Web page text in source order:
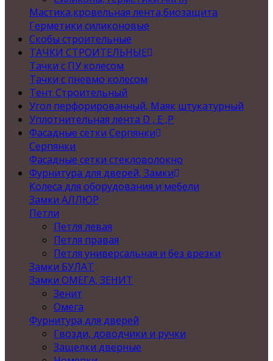
Мастика,кровельная лента,биозащита
Герметики силиконовые
Скобы строительные
ТАЧКИ СТРОИТЕЛЬНЫЕ
Тачки с ПУ колесом
Тачки с пневмо колесом
Тент Строительный
Угол перфорированный, Маяк штукатурный
Уплотнительная лента D , Е ,P
Фасадные сетки Серпянки
Серпянки
Фасадные сетки стекловолокно
Фурнитура для дверей, Замки
Колеса для оборудования и мебели
Замки АЛЛЮР
Петли
Петля левая
Петля правая
Петля универсальная и без врезки
Замки БУЛАТ
Замки ОМЕГА, ЗЕНИТ
Зенит
Омега
Фурнитура для дверей
Гвозди, доводчики и ручки
Защелки дверные